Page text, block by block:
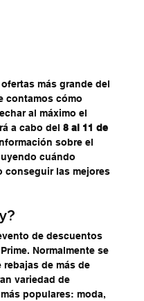
más grande del
contamos cómo
al máximo el
a cabo del 8 al 11 de
sobre el
cuándo
conseguir las mejores
de descuentos
Normalmente se
de más de
variedad de
populares: moda,